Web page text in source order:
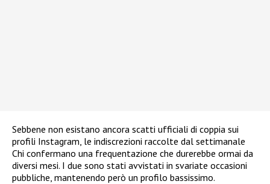
Sebbene non esistano ancora scatti ufficiali di coppia sui
profili Instagram, le indiscrezioni raccolte dal settimanale
Chi confermano una frequentazione che durerebbe ormai da
diversi mesi. I due sono stati avvistati in svariate occasioni
pubbliche, mantenendo però un profilo bassissimo.